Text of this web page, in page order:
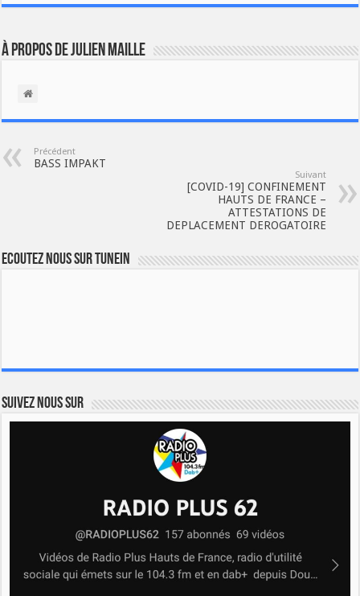
À propos de Julien Maille
Précédent
BASS IMPAKT
Suivant
[COVID-19] CONFINEMENT
HAUTS DE FRANCE –
ATTESTATIONS DE
DEPLACEMENT DEROGATOIRE
Ecoutez nous sur TuneIn
Suivez nous sur